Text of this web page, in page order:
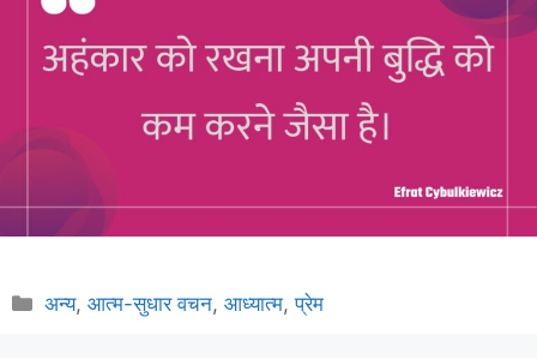
Categories
अन्य,आत्म-सुधार वचन,आध्यात्म,प्रेम